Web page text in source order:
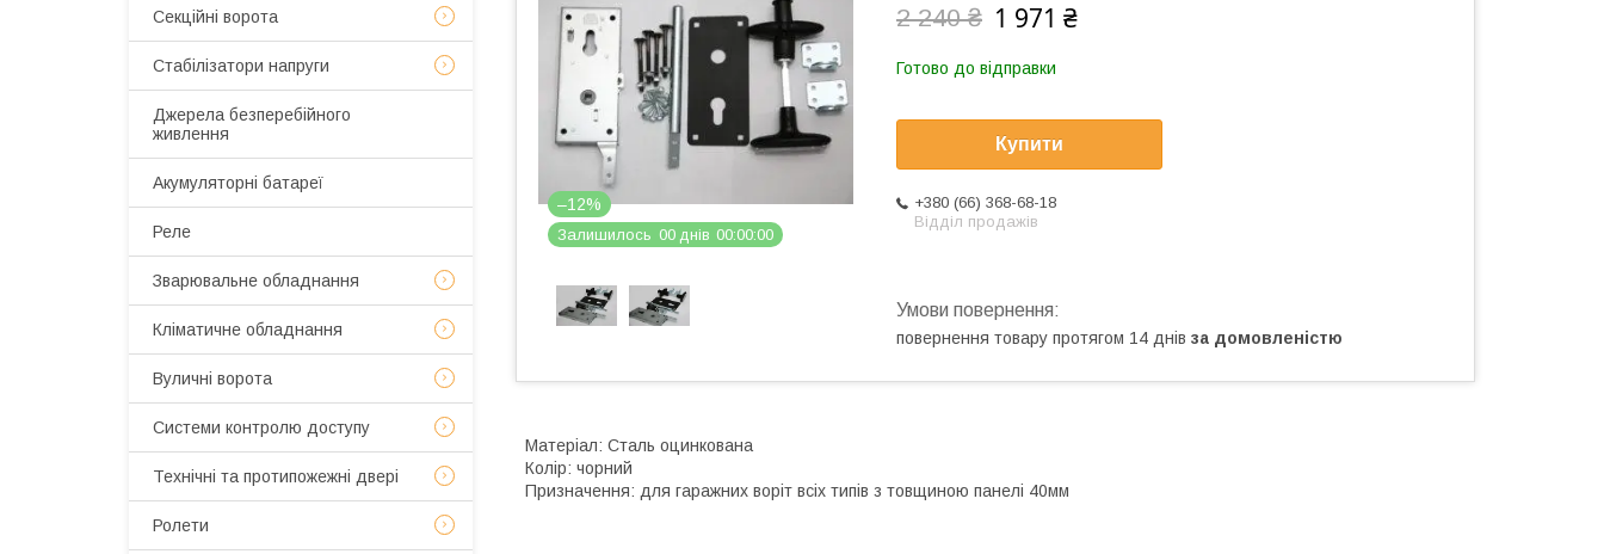
–12%
Залишилось 00 днів 00 00 00
2 240 ₴ 1 971 ₴
Готово до відправки
Купити
+380 (66) 368-68-18
Відділ продажів
повернення товару протягом 14 днів за домовленістю
Матеріал: Сталь оцинкована
Колір: чорний
Призначення: для гаражних воріт всіх типів з товщиною панелі 40мм
Секційні ворота
Стабілізатори напруги
Джерела безперебійного
живлення
Акумуляторні батареї
Реле
Зварювальне обладнання
Кліматичне обладнання
Вуличні ворота
Системи контролю доступу
Технічні та протипожежні двері
Ролети